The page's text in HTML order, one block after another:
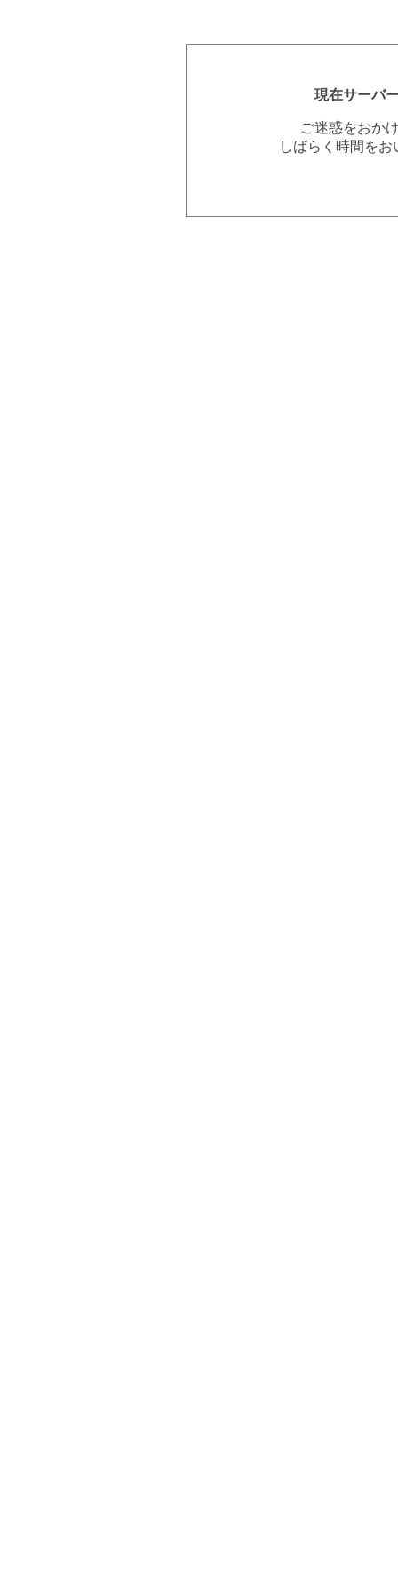
現在サーバ
ご迷惑をおか
しばらく時間を